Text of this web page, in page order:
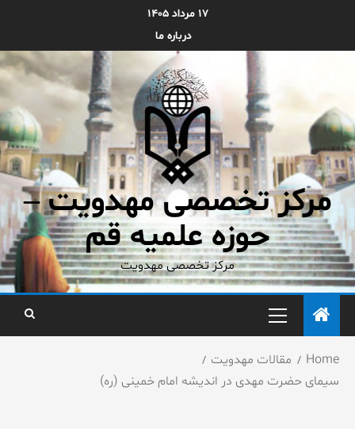
۱۷ مرداد ۱۴۰۵
درباره ما
مرکز تخصصی مهدویت –
حوزه علمیه قم
مرکز تخصصی مهدویت
Home
مقالات مهدویت
سیمای حضرت مهدی در اندیشه امام خمینی (ره)